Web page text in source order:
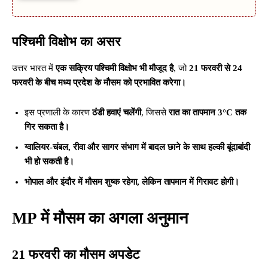
पश्चिमी विक्षोभ का असर
उत्तर भारत मेंएक सक्रिय पश्चिमी विक्षोभ भी मौजूद है, जो21 फरवरी से 24
फरवरी के बीच मध्य प्रदेश के मौसम को प्रभावित करेगा।
इस प्रणाली के कारणठंडी हवाएं चलेंगी, जिससेरात का तापमान 3°C तक
गिर सकता है।
ग्वालियर-चंबल, रीवा और सागर संभाग में बादल छाने के साथ हल्की बूंदाबांदी
भी हो सकती है।
भोपाल और इंदौर में मौसम शुष्क रहेगा, लेकिन तापमान में गिरावट होगी।
MP में मौसम का अगला अनुमान
21 फरवरी का मौसम अपडेट